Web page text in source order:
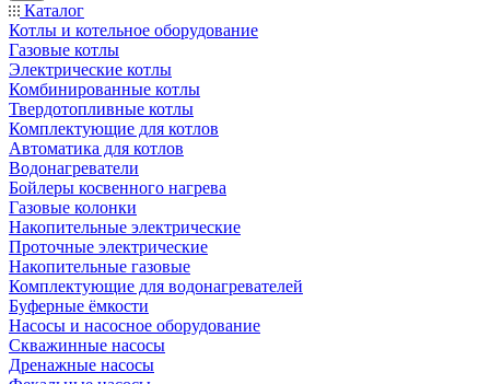
Каталог
Котлы и котельное оборудование
Газовые котлы
Электрические котлы
Комбинированные котлы
Твердотопливные котлы
Комплектующие для котлов
Автоматика для котлов
Водонагреватели
Бойлеры косвенного нагрева
Газовые колонки
Накопительные электрические
Проточные электрические
Накопительные газовые
Комплектующие для водонагревателей
Буферные ёмкости
Насосы и насосное оборудование
Скважинные насосы
Дренажные насосы